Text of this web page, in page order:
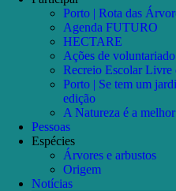
Porto | Rota das
Agenda FUTURO
HECTARE
Ações de voluntariado
Recreio Escolar Livre
Porto | Se tem um
edição
A Natureza é a
Pessoas
Espécies
Árvores e arbustos
Origem
Notícias